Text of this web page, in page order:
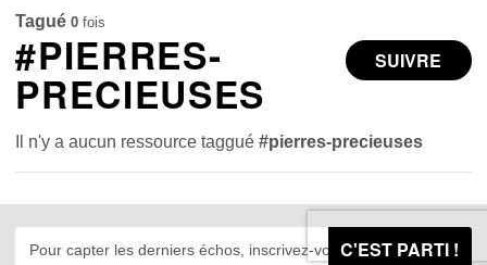
Tagué 0 fois
SUIVRE
#PIERRES-
PRECIEUSES
Il n'y a aucun ressource taggué#pierres-precieuses
C'EST PARTI !